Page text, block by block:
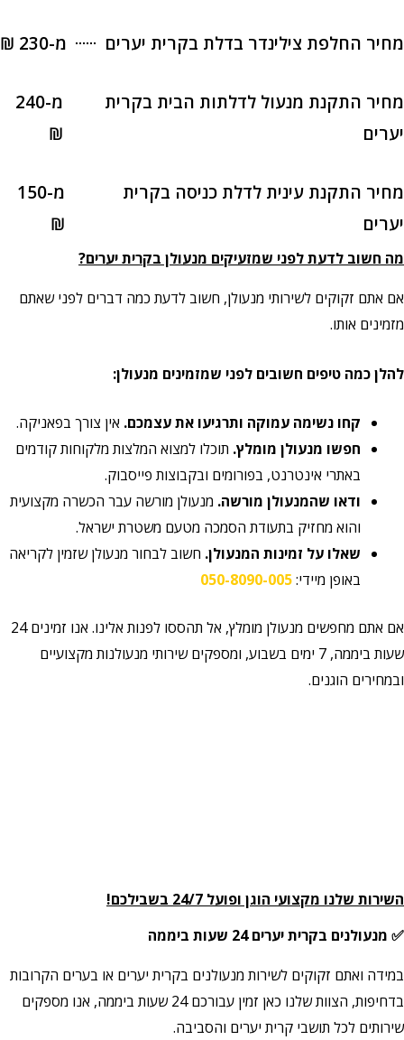
החלפת צילינדר בדלת בקרית יערים מ-230 ₪
התקנת מנעול לדלתות הבית בקרית
מ-240
התקנת עינית לדלת כניסה בקרית
מ-150
לדעת לפני שמזעיקים מנעולן בקרית יערים?
זקוקים לשירותי מנעולן, חשוב לדעת כמה דברים לפני שאתם
אותו.
טיפים חשובים לפני שמזמינים מנעולן:
קחו נשימה עמוקה ותרגיעו את עצמכם.אין צורך בפאניקה.
חפשו מנעולן מומלץ.תוכלו למצוא המלצות מלקוחות קודמים
באתרי אינטרנט, בפורומים ובקבוצות פייסבוק.
ודאו שהמנעולן מורשה.מנעולן מורשה עבר הכשרה מקצועית
והוא מחזיק בתעודת הסמכה מטעם משטרת ישראל.
שאלו על זמינות המנעולן.חשוב לבחור מנעולן שזמין לקריאה
באופן מיידי:050-8090-005
אם אתם מחפשים מנעולן מומלץ, אל תהססו לפנות אלינו. אנו זמינים 24
שעות ביממה, 7 ימים בשבוע, ומספקים שירותי מנעולנות מקצועיים
הוגנים.
מקצועי הוגן ופועל 24/7 בשבילכם!
בקרית יערים 24 שעות ביממה
ואתם זקוקים לשירות מנעולנים בקרית יערים או בערים הקרובות
בדחיפות, הצוות שלנו כאן זמין עבורכם 24 שעות ביממה, אנו מספקים
לכל תושבי קרית יערים והסביבה.